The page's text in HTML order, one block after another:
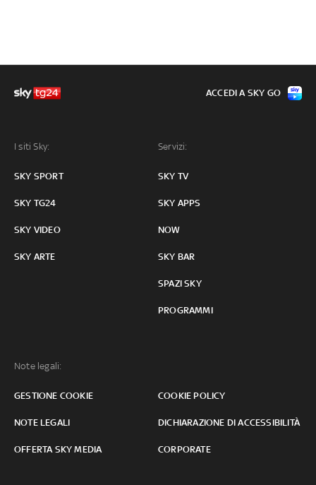
I siti Sky:
SKY SPORT
SKY TG24
SKY VIDEO
SKY ARTE
Servizi:
SKY TV
SKY APPS
NOW
SKY BAR
SPAZI SKY
PROGRAMMI
Note legali:
GESTIONE COOKIE COOKIE POLICY
NOTE LEGALI DICHIARAZIONE DI ACCESSIBILITÀ
OFFERTA SKY MEDIA CORPORATE
ACCEDI A SKY GO